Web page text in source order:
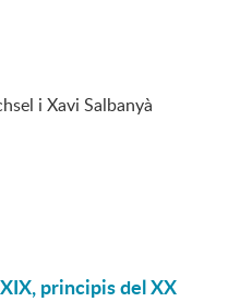
i Xavi Salbanyà
principis del XX